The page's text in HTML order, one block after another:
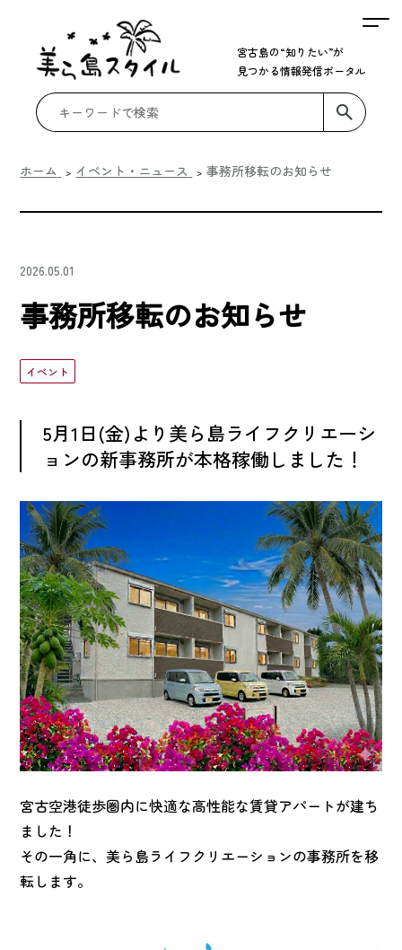
宮古島の“知りたい”が
見つかる情報発信ポータル
ホーム イベント・ニュース 事務所移転のお知らせ
2026.05.01
事務所移転のお知らせ
イベント
5月1日(金)より美ら島ライフクリエーシ
ョンの新事務所が本格稼働しました！
宮古空港徒歩圏内に快適な高性能な賃貸アパートが建ち
ました！
その一角に、美ら島ライフクリエーションの事務所を移
転します。